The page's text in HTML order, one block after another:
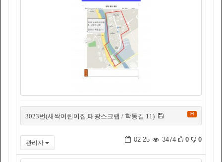
3023번(새싹어린이집,태광스크랩 / 학동길 11) H
관리자 02-25 3474 0 0